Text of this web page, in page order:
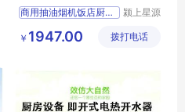
农村土灶
商用抽油烟机饭店厨房大功
颍上星源
有限公司
￥ 1947.00 拨打电话